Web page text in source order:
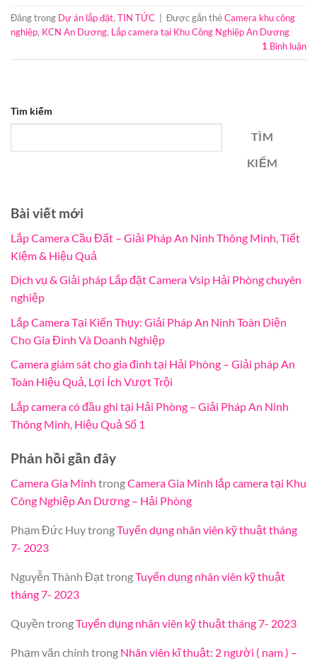
Đăng trong Dự án lắp đặt, TIN TỨC Được gắn thẻCamera khu công
nghiệp, KCN An Dương, Lắp camera tại Khu Công Nghiệp An Dương
1 Bình luận
Tìm kiếm
TÌM
KIẾM
Bài viết mới
Lắp Camera Cầu Đất – Giải Pháp An Ninh Thông Minh, Tiết
Kiệm & Hiệu Quả
Dịch vụ & Giải pháp Lắp đặt Camera Vsip Hải Phòng chuyên
nghiệp
Lắp Camera Tại Kiến Thụy: Giải Pháp An Ninh Toàn Diện
Cho Gia Đình Và Doanh Nghiệp
Camera giám sát cho gia đình tại Hải Phòng – Giải pháp An
Toàn Hiệu Quả, Lợi Ích Vượt Trội
Lắp camera có đầu ghi tại Hải Phòng – Giải Pháp An Ninh
Thông Minh, Hiệu Quả Số 1
Phản hồi gần đây
Camera Gia Minh trongCamera Gia Minh lắp camera tại Khu
Công Nghiệp An Dương – Hải Phòng
Phạm Đức HuytrongTuyển dụng nhân viên kỹ thuật tháng
7- 2023
Nguyễn Thành ĐạttrongTuyển dụng nhân viên kỹ thuật
tháng 7- 2023
Quyền trongTuyển dụng nhân viên kỹ thuật tháng 7- 2023
Phạm văn chính trong Nhân viên kĩ thuật: 2 người ( nam ) –